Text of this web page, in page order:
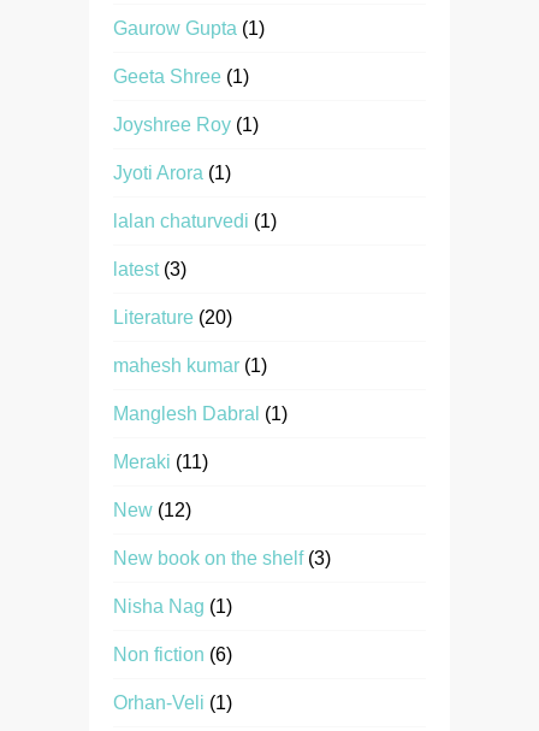
Gaurow Gupta (1)
Geeta Shree (1)
Joyshree Roy (1)
Jyoti Arora (1)
lalan chaturvedi (1)
latest (3)
Literature (20)
mahesh kumar (1)
Manglesh Dabral (1)
Meraki (11)
New (12)
New book on the shelf (3)
Nisha Nag (1)
Non fiction (6)
Orhan-Veli (1)